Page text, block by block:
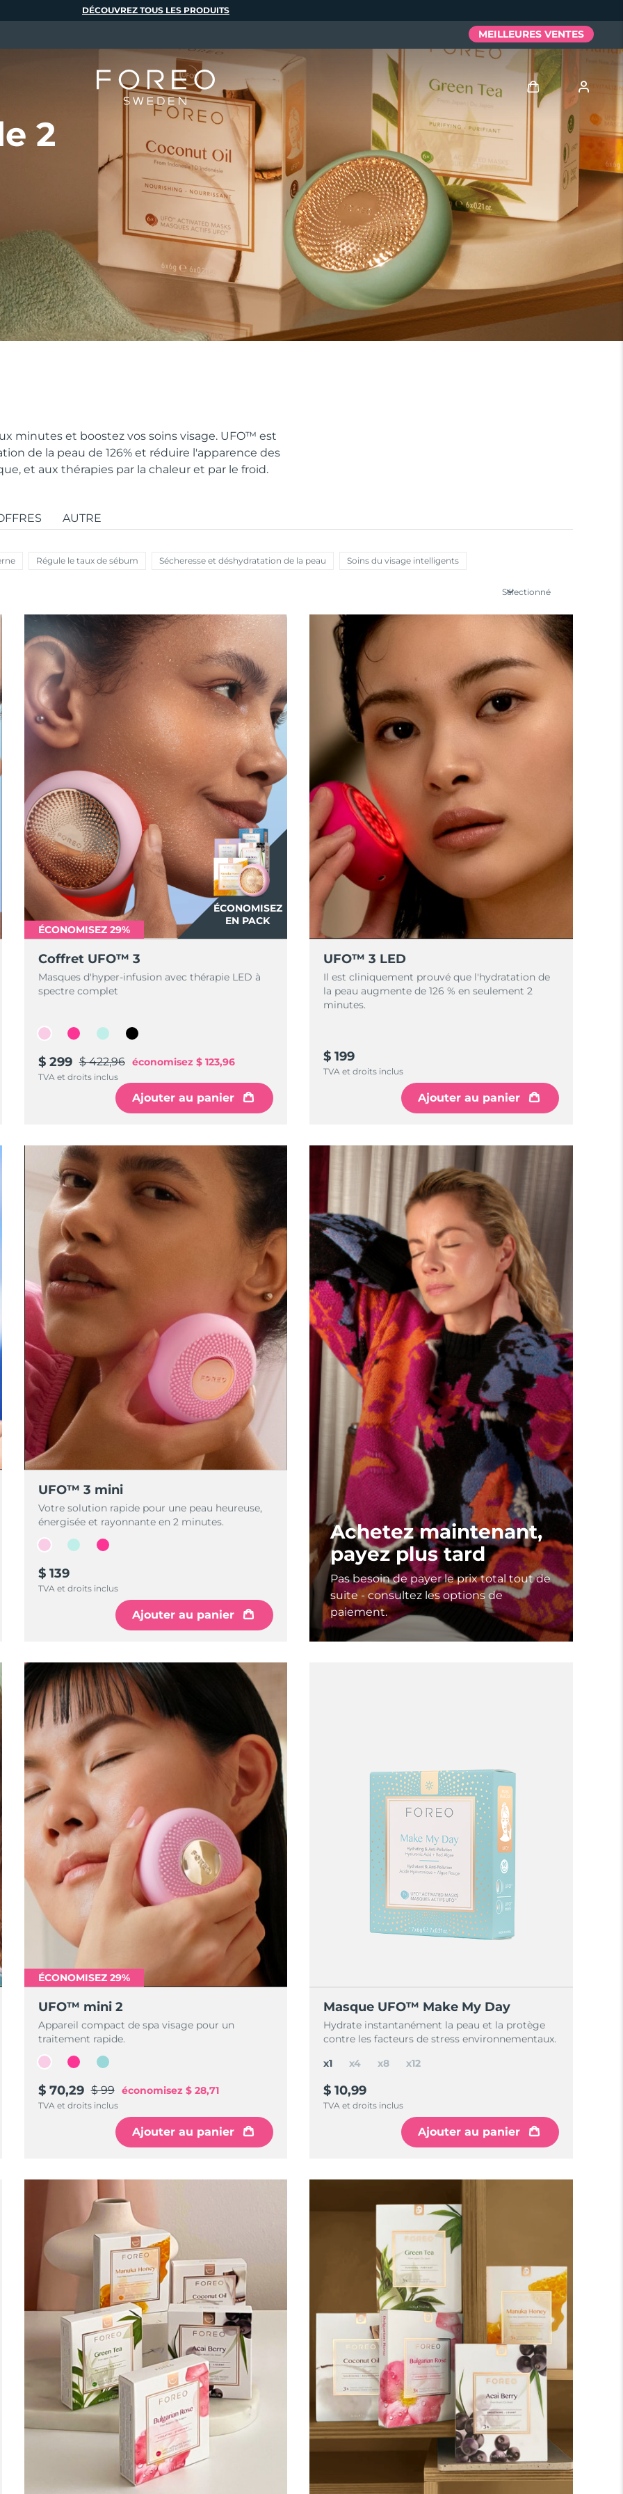
2
minutes et boostez vos soins visage. UFO™ est
de la peau de 126% et réduire l'apparence des
et aux thérapies par la chaleur et par le froid.
AUTRE
Régule le taux de sébum Sécheresse et déshydratation de la peau Soins du visage intelligents
Sélectionné
ÉCONOMISEZ
EN PACK
ÉCONOMISEZ 29%
Coffret UFO™ 3
Masques d'hyper-infusion avec thérapie LED à
spectre complet
$ 299 $ 422,96 économisez $ 123,96
TVA et droits inclus
Ajouter au panier
UFO™ 3 LED
Il est cliniquement prouvé que l'hydratation de
la peau augmente de 126 % en seulement 2
minutes.
$ 199
TVA et droits inclus
Ajouter au panier
UFO™ 3 mini
Votre solution rapide pour une peau heureuse,
énergisée et rayonnante en 2 minutes.
$ 139
TVA et droits inclus
Ajouter au panier
Achetez maintenant,
payez plus tard
Pas besoin de payer le prix total tout de
suite - consultez les options de
paiement.
ÉCONOMISEZ 29%
UFO™ mini 2
Appareil compact de spa visage pour un
traitement rapide.
$ 70,29 $ 99 économisez $ 28,71
TVA et droits inclus
Ajouter au panier
Masque UFO™ Make My Day
Hydrate instantanément la peau et la protège
contre les facteurs de stress environnementaux.
$ 10,99
TVA et droits inclus
Ajouter au panier
x1 x4 x8 x12
DÉCOUVREZ TOUS LES PRODUITS
MEILLEURES VENTES
Se connecter
Profil de l'utilisateur
Mes appareils
Mes commandes
Mes abonnements